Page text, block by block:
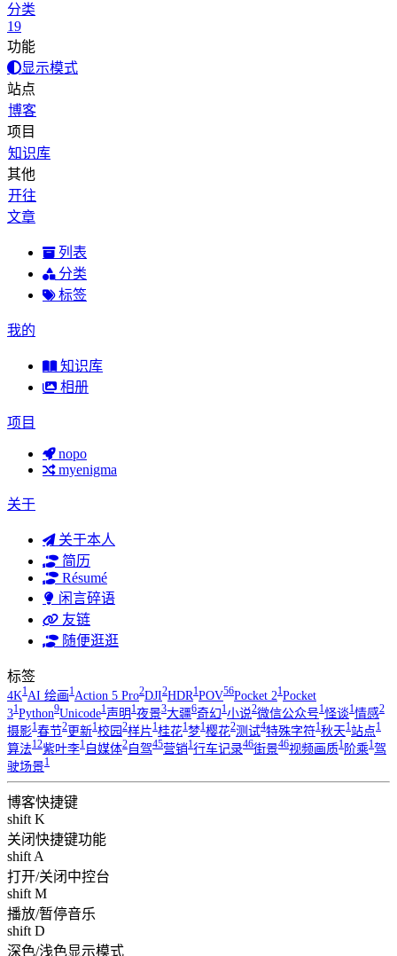
分类
19
功能
显示模式
站点
博客
项目
知识库
其他
开往
文章
列表
分类
标签
我的
知识库
相册
项目
nopo
myenigma
关于
关于本人
简历
Résumé
闲言碎语
友链
随便逛逛
标签
4K1AI 绘画1Action 5 Pro2DJI2HDR1POV56Pocket 21Pocket
31Python9Unicode1声明1夜景3大疆6奇幻1小说2微信公众号1怪谈1情感2
摄影1春节2更新1校园2样片1桂花1梦1樱花2测试4特殊字符1秋天1站点1
算法12紫叶李1自媒体2自驾45营销1行车记录46街景46视频画质1阶乘1驾
驶场景1
博客快捷键
shift K
关闭快捷键功能
shift A
打开/关闭中控台
shift M
播放/暂停音乐
shift D
深色/浅色显示模式